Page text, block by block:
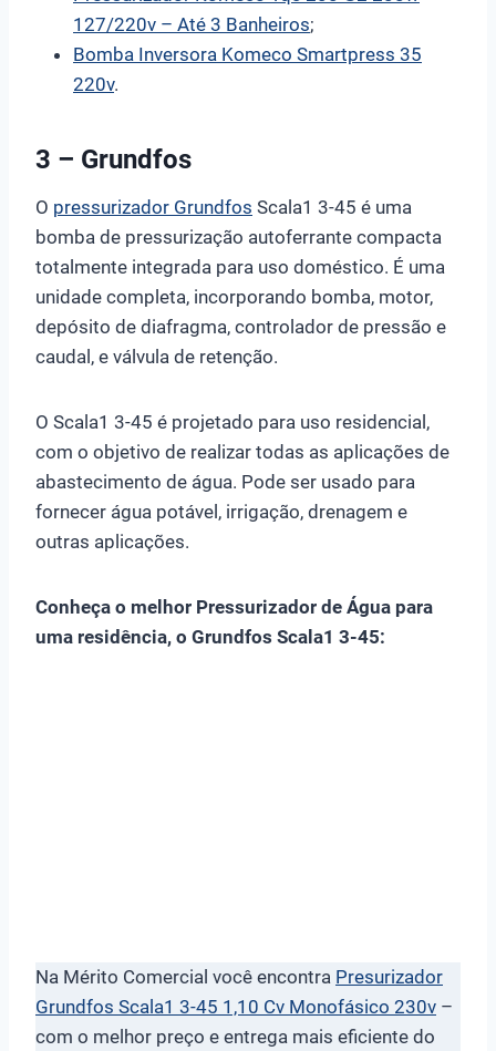
127/220v – Até 3 Banheiros;
Bomba Inversora Komeco Smartpress 35
220v.
3 – Grundfos
O pressurizador Grundfos Scala1 3-45 é uma
bomba de pressurização autoferrante compacta
totalmente integrada para uso doméstico. É uma
unidade completa, incorporando bomba, motor,
depósito de diafragma, controlador de pressão e
caudal, e válvula de retenção.
O Scala1 3-45 é projetado para uso residencial,
com o objetivo de realizar todas as aplicações de
abastecimento de água. Pode ser usado para
fornecer água potável, irrigação, drenagem e
outras aplicações.
Conheça o melhor Pressurizador de Água para
uma residência, o Grundfos Scala1 3-45:
Na Mérito Comercial você encontra Presurizador
Grundfos Scala1 3-45 1,10 Cv Monofásico 230v –
com o melhor preço e entrega mais eficiente do